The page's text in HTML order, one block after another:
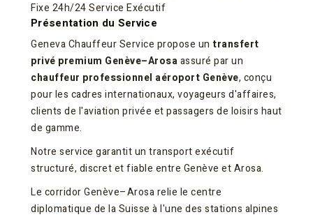
Fixe 24h/24 Service Exécutif
Présentation du Service
Geneva Chauffeur Service propose un transfert
privé premium Genève–Arosaassuré par un
chauffeur professionnel aéroport Genève, conçu
pour les cadres internationaux, voyageurs d'affaires,
clients de l'aviation privée et passagers de loisirs haut
de gamme.
Notre service garantit un transport exécutif
structuré, discret et fiable entre Genève et Arosa.
Le corridor Genève–Arosa relie le centre
diplomatique de la Suisse à l'une des stations alpines